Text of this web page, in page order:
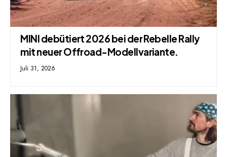
MINI debütiert 2026 bei der Rebelle Rally
mit neuer Offroad-Modellvariante.
Juli 31, 2026